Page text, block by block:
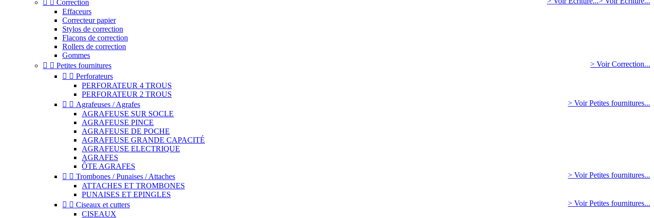
Correction
Effaceurs
Correcteur papier
Stylos de correction
Flacons de correction
Rollers de correction
Gommes
> Voir Correction...
  Petites fournitures
  Perforateurs
PERFORATEUR 4 TROUS
PERFORATEUR 2 TROUS
> Voir Petites fournitures...
  Agrafeuses / Agrafes
AGRAFEUSE SUR SOCLE
AGRAFEUSE PINCE
AGRAFEUSE DE POCHE
AGRAFEUSE GRANDE CAPACITÉ
AGRAFEUSE ELECTRIQUE
AGRAFES
ÔTE AGRAFES
> Voir Petites fournitures...
  Trombones / Punaises / Attaches
ATTACHES ET TROMBONES
PUNAISES ET EPINGLES
> Voir Petites fournitures...
  Ciseaux et cutters
CISEAUX